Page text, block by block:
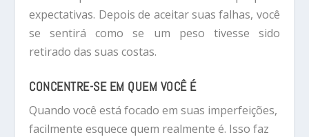
expectativas. Depois de aceitar suas falhas, você
se sentirá como se um peso tivesse sido
retirado das suas costas.
CONCENTRE-SE EM QUEM VOCÊ É
Quando você está focado em suas imperfeições,
facilmente esquece quem realmente é. Isso faz